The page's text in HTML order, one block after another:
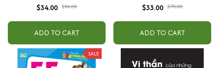
Việt - Anh - Dành Cho Bé Từ 0
$34.00 $56.00
ADD TO CART
$33.00 $70.00
ADD TO CART
SALE